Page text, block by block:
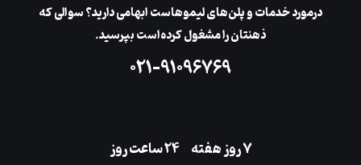
در‌مورد خدمات و پلن‌های لیمو‌هاست ابهامی دارید؟ سوالی که
ذهنتان را مشغول کرده‌است بپرسید.
۰۲۱-۹۱۰۹۶۷۶۹
۷ روز هفته ‌۲۴ ساعت روز